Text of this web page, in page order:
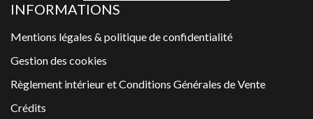
INFORMATIONS
Mentions légales & politique de confidentialité
Gestion des cookies
Règlement intérieur et Conditions Générales de Vente
Crédits